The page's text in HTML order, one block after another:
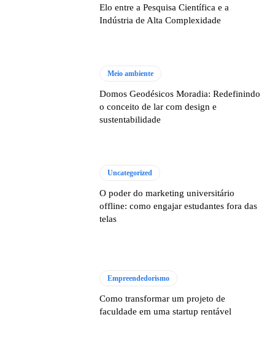
Elo entre a Pesquisa Científica e a
Indústria de Alta Complexidade
Meio ambiente
Domos Geodésicos Moradia: Redefinindo
o conceito de lar com design e
sustentabilidade
Uncategorized
O poder do marketing universitário
offline: como engajar estudantes fora das
telas
Empreendedorismo
Como transformar um projeto de
faculdade em uma startup rentável